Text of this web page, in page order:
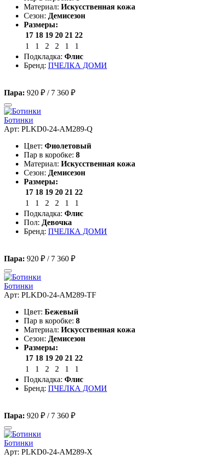
Материал: Искусственная кожа
Сезон: Демисезон
Размеры:
17 18 19 20 21 22
1
1 2 2 1
1
Подкладка: Флис
Бренд: ПЧЕЛКА ДОМИ
Пара: 920 ₽ / 7 360 ₽
Ботинки
Арт: PLKD0-24-AM289-Q
Цвет: Фиолетовый
Пар в коробке: 8
Материал: Искусственная кожа
Сезон: Демисезон
Размеры:
17 18 19 20 21 22
1
1 2 2 1
1
Подкладка: Флис
Пол: Девочка
Бренд: ПЧЕЛКА ДОМИ
Пара: 920 ₽ / 7 360 ₽
Ботинки
Арт: PLKD0-24-AM289-TF
Цвет: Бежевый
Пар в коробке: 8
Материал: Искусственная кожа
Сезон: Демисезон
Размеры:
17 18 19 20 21 22
1
1 2 2 1
1
Подкладка: Флис
Бренд: ПЧЕЛКА ДОМИ
Пара: 920 ₽ / 7 360 ₽
Ботинки
Арт: PLKD0-24-AM289-X